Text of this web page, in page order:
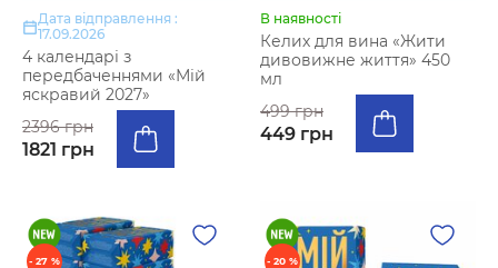
Дата відправлення :
17.09.2026
4 календарі з
передбаченнями «Мій
яскравий 2027»
2396 грн
1821 грн
В наявності
Келих для вина «Жити
дивовижне життя» 450
мл
499 грн
449 грн
- 27 % - 20 %